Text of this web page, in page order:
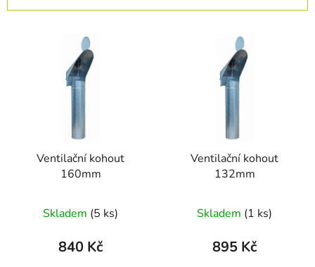
Ventilační kohout
160mm
Skladem (5 ks)
840 Kč
Ventilační kohout
132mm
Skladem (1 ks)
895 Kč